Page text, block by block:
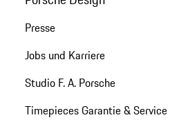
Presse
Jobs und Karriere
Studio F. A. Porsche
Timepieces Garantie & Service